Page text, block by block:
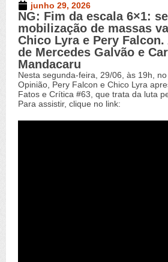
Novo
junho 29, 2026
NG: Fim da escala 6×1:
mobilização de massas
Chico Lyra e Pery
de Mercedes Galvão e
Mandacaru
Nesta segunda-feira, 29/06, às 19h,
Opinião, Pery Falcon e Chico Lyra
Fatos e Crítica #63, que trata da luta
Para assistir, clique no link: